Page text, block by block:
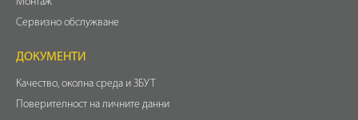
Сервизно обслужване
ДОКУМЕНТИ
Качество, околна среда и ЗБУТ
Поверителност на личните данни